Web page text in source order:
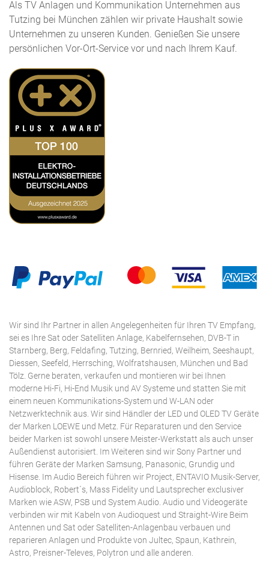
Als TV Anlagen und Kommunikation Unternehmen aus
Tutzing bei München zählen wir private Haushalt sowie
Unternehmen zu unseren Kunden. Genießen Sie unsere
persönlichen Vor-Ort-Service vor und nach Ihrem Kauf.
Wir sind Ihr Partner in allen Angelegenheiten für Ihren TV Empfang,
sei es Ihre Sat oder Satelliten Anlage, Kabelfernsehen, DVB-T in
Starnberg, Berg, Feldafing, Tutzing, Bernried, Weilheim, Seeshaupt,
Diessen, Seefeld, Herrsching, Wolfratshausen, München und Bad
Tölz. Gerne beraten, verkaufen und montieren wir bei Ihnen
moderne Hi-Fi, Hi-End Musik und AV Systeme und statten Sie mit
einem neuen Kommunikations-System und W-LAN oder
Netzwerktechnik aus. Wir sind Händler der LED und OLED TV Geräte
der Marken LOEWE und Metz. Für Reparaturen und den Service
beider Marken ist sowohl unsere Meister-Werkstatt als auch unser
Außendienst autorisiert. Im Weiteren sind wir Sony Partner und
führen Geräte der Marken Samsung, Panasonic, Grundig und
Hisense. Im Audio Bereich führen wir Project, ENTAVIO Musik-Server,
Audioblock, Robert´s, Mass Fidelity und Lautsprecher exclusiver
Marken wie ASW, PSB und System Audio. Audio und Videogeräte
verbinden wir mit Kabeln von Audioquest und Straight-Wire Beim
Antennen und Sat oder Satelliten-Anlagenbau verbauen und
reparieren Anlagen und Produkte von Jultec, Spaun, Kathrein,
Astro, Preisner-Televes, Polytron und alle anderen.